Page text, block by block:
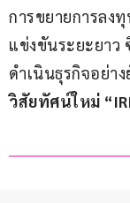
การขยายการลง
แข่งขันระยะยาว
ดำเนินธุรกิจอย่า
วิสัยทัศน์ใหม่ “